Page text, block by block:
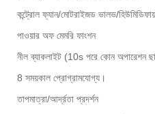
কন্ট্রোল ফ্যান/মোটরাইজড ভালভ/
পাওয়ার অফ মেমরি ফাংশন
নীল ব্যাকলাইট (10s পরে কোন অপারেশন
8 সময়কাল প্রোগ্রামযোগ্য।
তাপমাত্রা/আর্দ্রতা প্রদর্শন